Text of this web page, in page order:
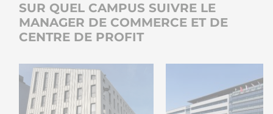
SUR QUEL CAMPUS SUIVRE LE
MANAGER DE COMMERCE ET DE
CENTRE DE PROFIT